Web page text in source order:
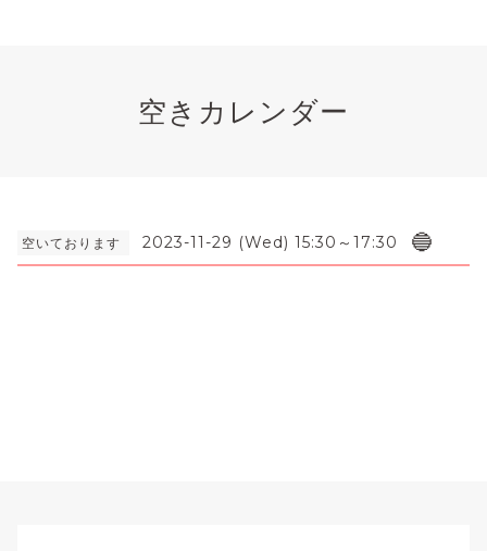
空きカレンダー
空いております 2023-11-29 (Wed) 15:30～17:30 🔵